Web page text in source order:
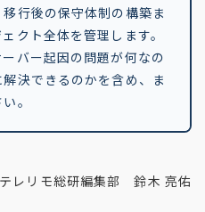
行後の保守体制の構築ま
クト全体を管理します。
バー起因の問題が何なの
決できるのかを含め、ま
。
レリモ総研編集部 鈴木 亮佑